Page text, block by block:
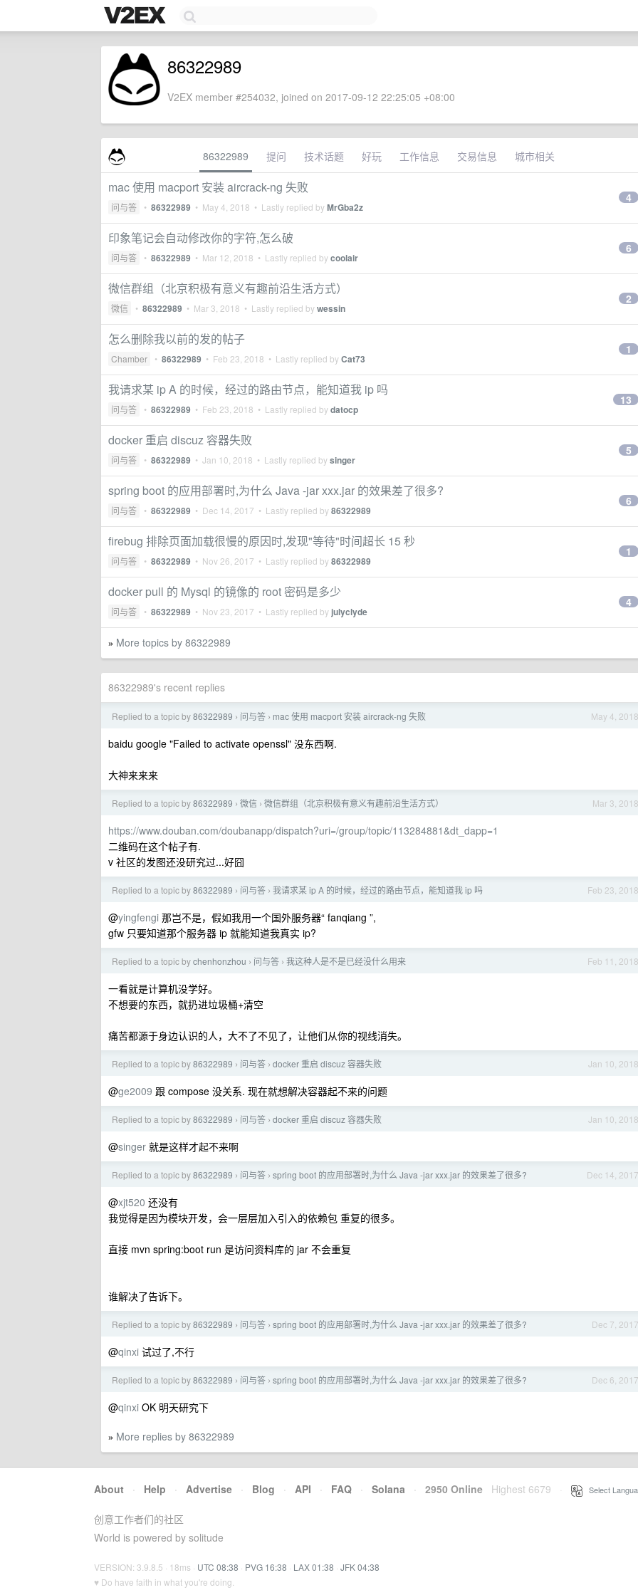
86322989
V2EX member #254032, joined on 2017-09-12 22:25:05 +08:00
86322989 提问 技术话题 好玩 工作信息 交易信息 城市相关
mac 使用 macport 安装 aircrack-ng 失败
问与答 • 86322989 • May 4, 2018 • Lastly replied byMrGba2z
4
印象笔记会自动修改你的字符,怎么破
问与答 • 86322989 • Mar 12, 2018 • Lastly replied bycoolair
6
微信群组（北京积极有意义有趣前沿生活方式）
微信 • 86322989 • Mar 3, 2018 • Lastly replied bywessin
2
怎么删除我以前的发的帖子
Chamber • 86322989 • Feb 23, 2018 • Lastly replied byCat73
1
我请求某 ip A 的时候，经过的路由节点，能知道我 ip 吗
问与答 • 86322989 • Feb 23, 2018 • Lastly replied bydatocp
13
docker 重启 discuz 容器失败
问与答 • 86322989 • Jan 10, 2018 • Lastly replied bysinger
5
spring boot 的应用部署时,为什么 Java -jar xxx.jar 的效果差了很多?
问与答 • 86322989 • Dec 14, 2017 • Lastly replied by86322989
6
firebug 排除页面加载很慢的原因时,发现"等待"时间超长 15 秒
问与答 • 86322989 • Nov 26, 2017 • Lastly replied by86322989
1
docker pull 的 Mysql 的镜像的 root 密码是多少
问与答 • 86322989 • Nov 23, 2017 • Lastly replied by julyclyde
4
» More topics by 86322989
86322989's recent replies
May 4, 2018
Replied to a topic by86322989 › 问与答 › mac 使用 macport 安装 aircrack-ng 失败
baidu google "Failed to activate openssl" 没东西啊.
大神来来来
Mar 3, 2018
Replied to a topic by86322989 › 微信 › 微信群组（北京积极有意义有趣前沿生活方式）
https://www.douban.com/doubanapp/dispatch?uri=/group/topic/113284881&dt_dapp=1
二维码在这个帖子有.
v 社区的发图还没研究过...好囧
Feb 23, 2018
Replied to a topic by86322989 › 问与答 › 我请求某 ip A 的时候，经过的路由节点，能知道我 ip 吗
@yingfengi 那岂不是，假如我用一个国外服务器“ fanqiang ”,
gfw 只要知道那个服务器 ip 就能知道我真实 ip?
Feb 11, 2018
Replied to a topic bychenhonzhou › 问与答 › 我这种人是不是已经没什么用来
一看就是计算机没学好。
不想要的东西，就扔进垃圾桶+清空
痛苦都源于身边认识的人，大不了不见了，让他们从你的视线消失。
Jan 10, 2018
Replied to a topic by86322989 › 问与答 › docker 重启 discuz 容器失败
@ge2009 跟 compose 没关系. 现在就想解决容器起不来的问题
Jan 10, 2018
Replied to a topic by86322989 › 问与答 › docker 重启 discuz 容器失败
@singer 就是这样才起不来啊
Dec 14, 2017
Replied to a topic by86322989 › 问与答 › spring boot 的应用部署时,为什么 Java -jar xxx.jar 的效果差了很多?
@xjt520 还没有
我觉得是因为模块开发，会一层层加入引入的依赖包 重复的很多。
直接 mvn spring:boot run 是访问资料库的 jar 不会重复
谁解决了告诉下。
Dec 7, 2017
Replied to a topic by86322989 › 问与答 › spring boot 的应用部署时,为什么 Java -jar xxx.jar 的效果差了很多?
@qinxi 试过了,不行
Dec 6, 2017
Replied to a topic by86322989 › 问与答 › spring boot 的应用部署时,为什么 Java -jar xxx.jar 的效果差了很多?
@qinxi OK 明天研究下
» More replies by 86322989
About · Help · Advertise · Blog · API · FAQ · Solana · 2950 Online Highest 6679 Select
创意工作者们的社区
World is powered by solitude
VERSION: 3.9.8.5 · 18ms · UTC 08:38 · PVG 16:38 · LAX 01:38 · JFK 04:38
♥ Do have faith in what you're doing.